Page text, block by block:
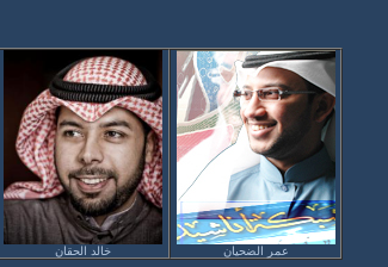
عمر الضحيان خالد الحقان